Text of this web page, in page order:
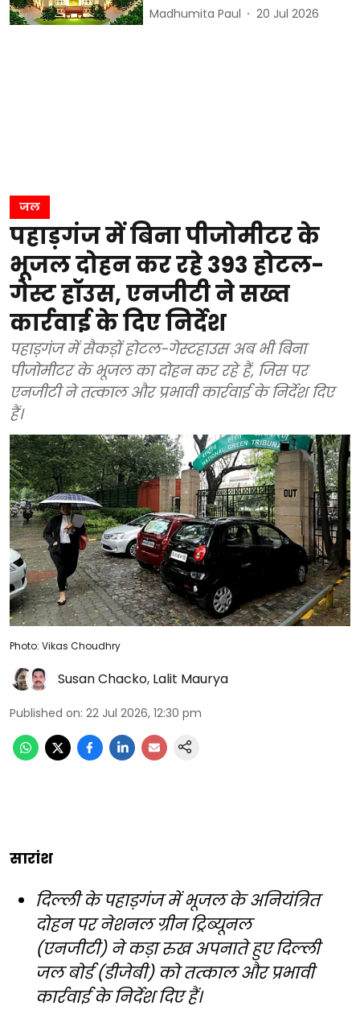
Madhumita Paul 20 Jul 2026
जल
पहाड़गंज में बिना पीजोमीटर के
भूजल दोहन कर रहे 393 होटल-
गेस्ट हॉउस, एनजीटी ने सख्त
कार्रवाई के दिए निर्देश
पहाड़गंज में सैकड़ों होटल-गेस्टहाउस अब भी बिना
पीजोमीटर के भूजल का दोहन कर रहे हैं, जिस पर
एनजीटी ने तत्काल और प्रभावी कार्रवाई के निर्देश दिए
हैं।
Photo: Vikas Choudhry
Susan Chacko, Lalit Maurya
Published on: 22 Jul 2026, 12:30 pm
सारांश
दिल्ली के पहाड़गंज में भूजल के अनियंत्रित
दोहन पर नेशनल ग्रीन ट्रिब्यूनल
(एनजीटी) ने कड़ा रुख अपनाते हुए दिल्ली
जल बोर्ड (डीजेबी) को तत्काल और प्रभावी
कार्रवाई के निर्देश दिए हैं।